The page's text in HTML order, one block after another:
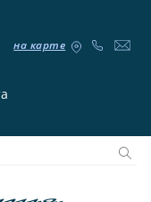
на карте